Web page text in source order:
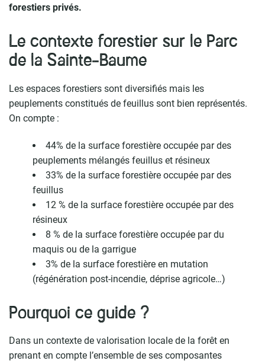
forestiers privés.
Le contexte forestier sur le Parc
de la Sainte-Baume
Les espaces forestiers sont diversifiés mais les
peuplements constitués de feuillus sont bien représentés.
On compte :
44% de la surface forestière occupée par des
peuplements mélangés feuillus et résineux
33% de la surface forestière occupée par des
feuillus
12 % de la surface forestière occupée par des
résineux
8 % de la surface forestière occupée par du
maquis ou de la garrigue
3% de la surface forestière en mutation
(régénération post-incendie, déprise agricole…)
Pourquoi ce guide ?
Dans un contexte de valorisation locale de la forêt en
prenant en compte l’ensemble de ses composantes